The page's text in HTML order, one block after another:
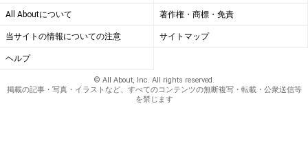
All Aboutについて 著作権・商標・免責
当サイトの情報についての注意 サイトマップ
ヘルプ
© All About, Inc. All rights reserved.
掲載の記事・写真・イラストなど、すべてのコンテンツの無断複写・転載・公衆送信等
を禁じます